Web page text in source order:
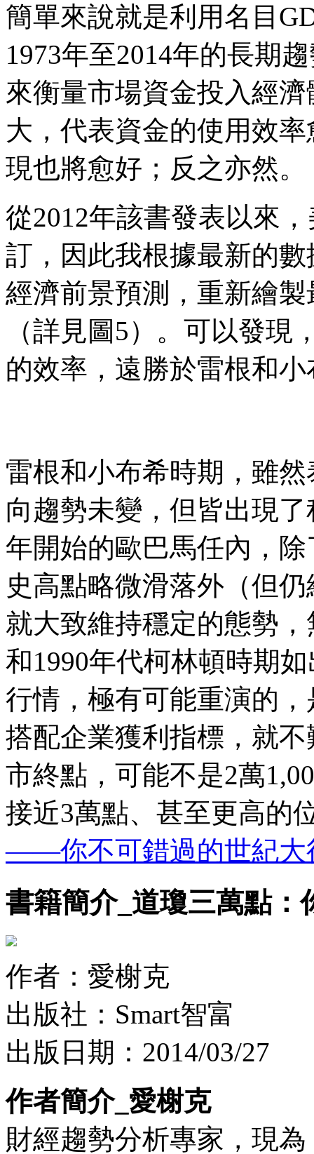
簡單來說就是利用名目
1973年至2014年的長期
來衡量市場資金投入經
大，代表資金的使用效
現也將愈好；反之亦然。
從2012年該書發表以來
訂，因此我根據最新的
經濟前景預測，重新繪
（詳見圖5）。可以發
的效率，遠勝於雷根和
雷根和小布希時期，雖
向趨勢未變，但皆出現
年開始的歐巴馬任內，
史高點略微滑落外（但
就大致維持穩定的態勢
和1990年代柯林頓時期
行情，極有可能重演的
搭配企業獲利指標，就
市終點，可能不是2萬
接近3萬點、甚至更高的
——你不可錯過的世紀大
書籍簡介_道瓊三萬點：
作者：愛榭克
出版社：Smart智富
出版日期：2014/03/27
作者簡介_愛榭克
財經趨勢分析專家，現